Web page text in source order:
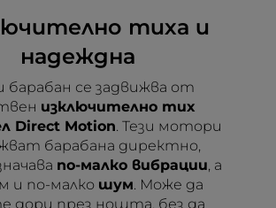
тиха и
надеждна
барабан се задвижва от
изключително тих
Direct Motion. Тези мотори
барабана директно,
по-малко вибрации, а
и по-малко шум. Може да
дори през нощта, без да